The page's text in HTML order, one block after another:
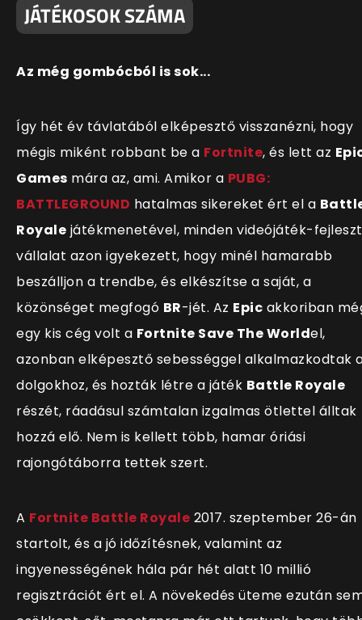
JÁTÉKOSOK SZÁMA
Az még gombócból is sok...
Így hét év távlatából elképesztő visszanézni, hogy
mégis miként robbant be a Fortnite, és lett az
Games mára az, ami. Amikor a PUBG:
BATTLEGROUND hatalmas sikereket ért el a
Royale játékmenetével, minden videójáték-
vállalat azon igyekezett, hogy minél hamarabb
beszálljon a trendbe, és elkészítse a saját, a
közönséget megfogó BR-jét. Az Epic akkoriban
egy kis cég volt a Fortnite Save The Worldel,
azonban elképesztő sebességgel alkalmazkodtak
dolgokhoz, és hozták létre a játék Battle Royale
részét, ráadásul számtalan izgalmas ötlettel álltak
hozzá elő. Nem is kellett több, hamar óriási
rajongótáborra tettek szert.
A Fortnite Battle Royale 2017. szeptember 26-án
startolt, és a jó időzítésnek, valamint az
ingyenességének hála pár hét alatt 10 millió
regisztrációt ért el. A növekedés üteme ezután